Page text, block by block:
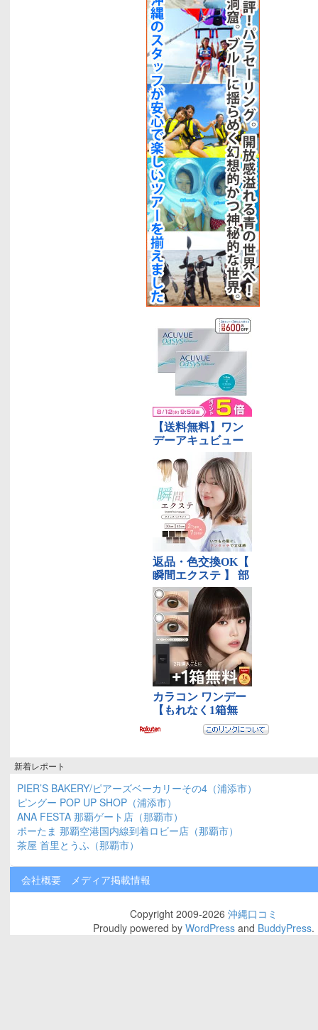
新着レポート
PIER’S BAKERY/ピアーズベーカリーその4（浦添市）
ピングー POP UP SHOP（浦添市）
ANA FESTA 那覇ゲート店（那覇市）
ポーたま 那覇空港国内線到着ロビー店（那覇市）
茶屋 首里とうふ（那覇市）
会社概要 メディア掲載情報
Copyright 2009-2026 沖縄口コミ
Proudly powered by WordPressand BuddyPress.